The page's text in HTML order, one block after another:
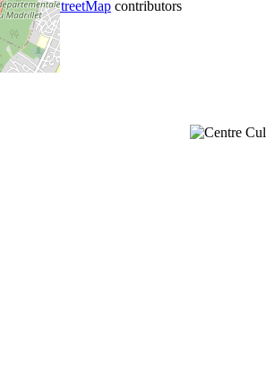
©OpenStreetMap contributors